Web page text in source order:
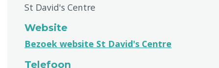
St David's Centre
Website
Bezoek website St David's Centre
Telefoon